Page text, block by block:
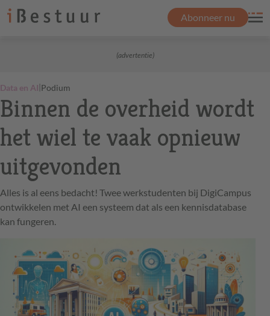
Abonneer nu
(advertentie)
Data en AI|Podium
Binnen de overheid wordt
het wiel te vaak opnieuw
uitgevonden
Alles is al eens bedacht! Twee werkstudenten bij DigiCampus
ontwikkelen met AI een systeem dat als een kennisdatabase
kan fungeren.